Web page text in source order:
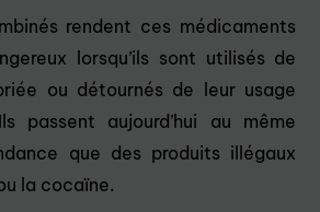
rendent ces médicaments
lorsqu’ils sont utilisés de
ou détournés de leur usage
passent aujourd’hui au même
que des produits illégaux
la cocaïne.